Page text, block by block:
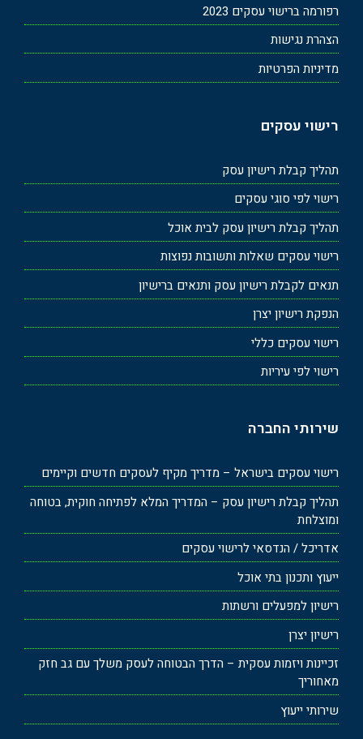
רפורמה ברישוי עסקים 2023
הצהרת נגישות
מדיניות הפרטיות
רישוי עסקים
תהליך קבלת רישיון עסק
רישוי לפי סוגי עסקים
תהליך קבלת רישיון עסק לבית אוכל
רישוי עסקים שאלות ותשובות נפוצות
תנאים לקבלת רישיון עסק ותנאים ברישיון
הנפקת רישיון יצרן
רישוי עסקים כללי
רישוי לפי עיריות
שירותי החברה
רישוי עסקים בישראל – מדריך מקיף לעסקים חדשים וקיימים
תהליך קבלת רישיון עסק – המדריך המלא לפתיחה חוקית, בטוחה
ומוצלחת
אדריכל / הנדסאי לרישוי עסקים
ייעוץ ותכנון בתי אוכל
רישיון למפעלים ורשתות
רישיון יצרן
זכיינות ויזמות עסקית – הדרך הבטוחה לעסק משלך עם גב חזק
מאחוריך
שירותי ייעוץ